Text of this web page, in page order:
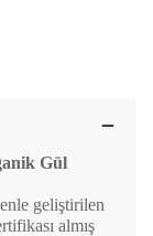
Gül
geliştirilen
almış